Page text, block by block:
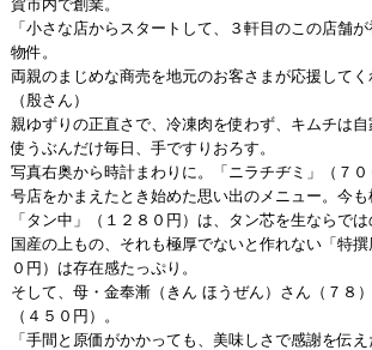
賀市内で創業。
「小さな店からスタートして、３軒目のこの店舗
物件。
両親のまじめな商売を地元のお客さまが応援してく
（殷さん）
親ゆずりの正直さで、冷凍肉を使わず、キムチは
使うぶんだけ毎日、手ですりおろす。
写真右奥から時計まわりに。「ニラチヂミ」（７
号店をかまえたとき始めた思い出のメニュー。今も
「タン中」（１２８０円）は、タン芯を生ならでは
国産の上もの、それも極厚でないと作れない「特
０円）は存在感たっぷり。
そして、母・金奉漸（きん ほうぜん）さん（７８
（４５０円）。
「手間と原価がかかっても、美味しさで感謝を伝